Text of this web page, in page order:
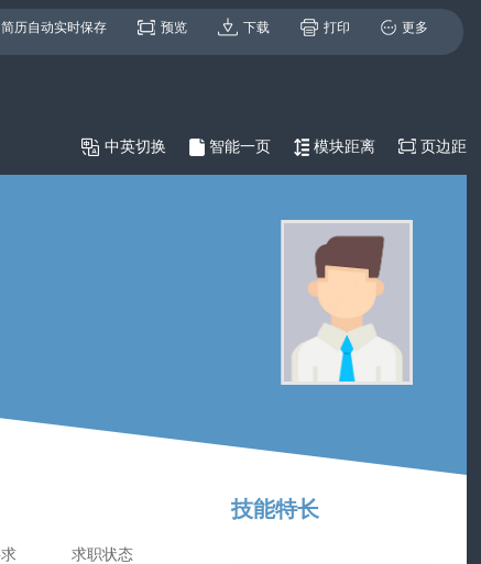
简历自动实时保存 预览 下载 打印 更多
 中英切换 智能一页 模块距离 页边距
技能特长